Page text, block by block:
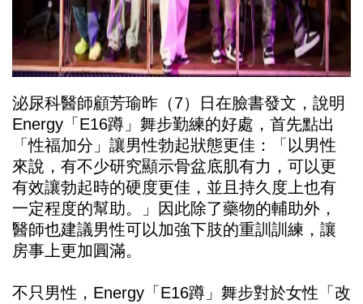
泌尿科醫師顧芳瑜昨（7）日在臉書發文，說明
Energy「E16蹲」舞步勤練的好處，首先點出
「性福加分」讓男性勃起狀態更佳：「以男性
來說，有不少研究顯示骨盆底肌有力，可以更
有效讓勃起時的硬度更佳，並且持久度上也有
一定程度的幫助。」因此除了藥物的輔助外，
醫師也建議男性可以加強下肢的重訓訓練，讓
房事上更加圓滿。
不只男性，Energy「E16蹲」舞步對於女性「改